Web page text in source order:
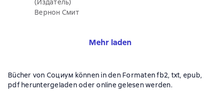
(Издатель)
Вернон Смит
Mehr laden
Bücher von Социум können in den Formaten fb2, txt, epub,
pdf heruntergeladen oder online gelesen werden.